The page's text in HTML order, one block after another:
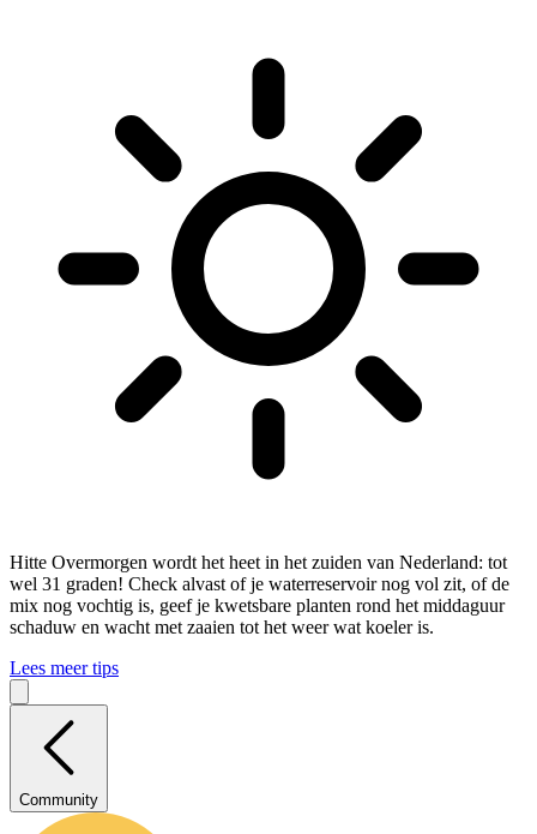
Hitte Overmorgen wordt het heet in het zuiden van Nederland: tot
wel 31 graden! Check alvast of je waterreservoir nog vol zit, of de
mix nog vochtig is, geef je kwetsbare planten rond het middaguur
schaduw en wacht met zaaien tot het weer wat koeler is.
Lees meer tips
Community